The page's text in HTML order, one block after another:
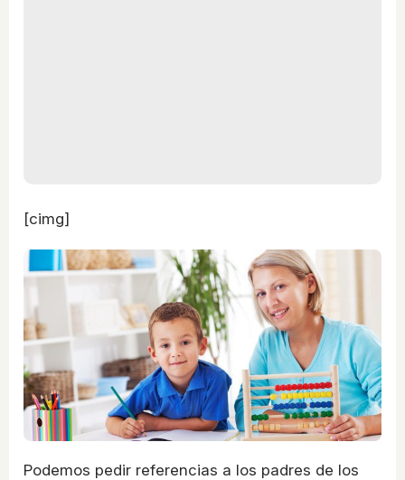
[cimg]
Podemos pedir referencias a los padres de los